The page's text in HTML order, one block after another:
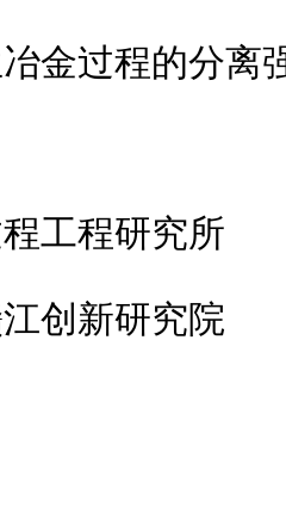
金过程的分离
工程研究所
创新研究院